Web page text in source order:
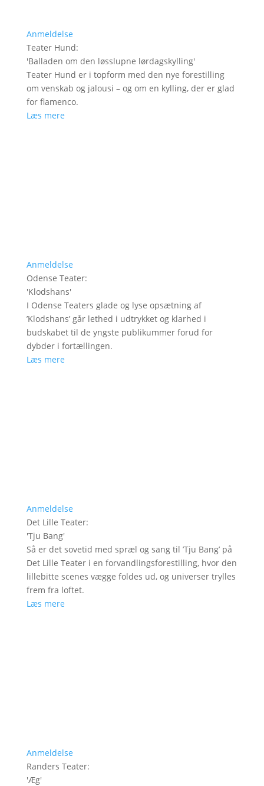
Anmeldelse
Teater Hund:
'Balladen om den løsslupne lørdagskylling'
Teater Hund er i topform med den nye forestilling
om venskab og jalousi – og om en kylling, der er glad
for flamenco.
Læs mere
Anmeldelse
Odense Teater:
'Klodshans'
I Odense Teaters glade og lyse opsætning af
’Klodshans’ går lethed i udtrykket og klarhed i
budskabet til de yngste publikummer forud for
dybder i fortællingen.
Læs mere
Anmeldelse
Det Lille Teater:
'Tju Bang'
Så er det sovetid med spræl og sang til ’Tju Bang’ på
Det Lille Teater i en forvandlingsforestilling, hvor den
lillebitte scenes vægge foldes ud, og universer trylles
frem fra loftet.
Læs mere
Anmeldelse
Randers Teater:
'Æg'